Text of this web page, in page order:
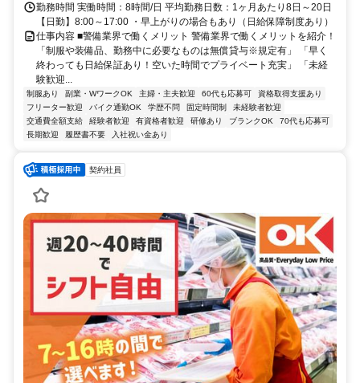
い方は、まずは一度ご応募ください！
勤務時間 実働時間：8時間/日 平均勤務日数：1ヶ月あたり8日～20日
【日勤】8:00～17:00 ・早上がりの場合もあり（日給保障制度あり）
仕事内容 ■警備業界で働くメリット 警備業界で働くメリットを紹介！
「制服や装備品、勤務中に必要なものは無償貸与※規定有」 「早く
終わっても日給保証あり！空いた時間でプライベート充実」 「未経
験歓迎...
制服あり 副業・WワークOK 主婦・主夫歓迎 60代も応募可
資格取得支援あり
フリーター歓迎
バイク通勤OK 学歴不問 固定時間制
未経験者歓迎
交通費全額支給
経験者歓迎 有資格者歓迎 研修あり ブランクOK
70代も応募可
長期歓迎
履歴書不要 入社祝い金あり
契約社員